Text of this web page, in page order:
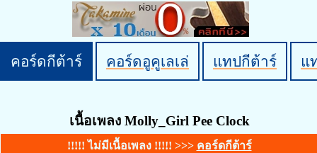
คอร์ดกีต้าร์ คอร์ดอูคูเลเล่ แทปกีต้าร์ แ
เนื้อเพลง Molly_Girl Pee Clock
!!!!! ไม่มีเนื้อเพลง !!!!! >>> คอร์ดกีต้าร์